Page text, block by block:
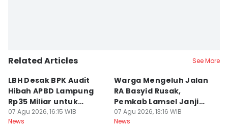
Related Articles See More
LBH Desak BPK Audit
Hibah APBD Lampung
Rp35 Miliar untuk
Kejaksaan
07 Agu 2026, 16:15 WIB
News
Warga Mengeluh Jalan
RA Basyid Rusak,
Pemkab Lamsel Janji
Segera Perbaiki
07 Agu 2026, 13:16 WIB
News